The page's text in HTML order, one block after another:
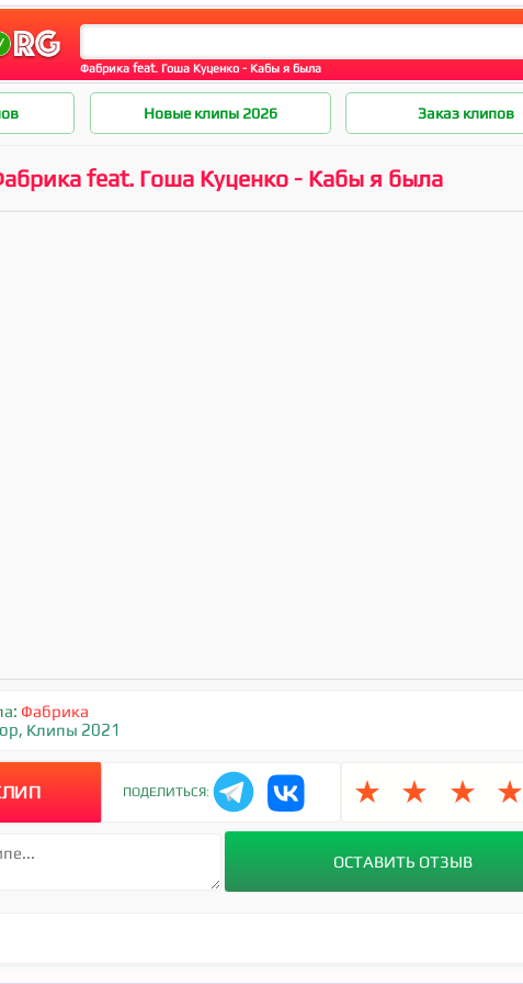
Фабрика feat. Гоша Куценко - Кабы я была
Новые клипы 2026 Заказ клипов
feat. Гоша Куценко - Кабы я была
Фабрика
, Клипы 2021
ПОДЕЛИТЬСЯ: ★ ★ ★ ★